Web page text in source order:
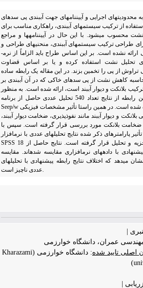
محدودیت­های اجرایی و آیین­نامه­ای جهت آب­بندی پی سدهای
از ترکیب سیستم­های آب­بندی، راهکاری مناسب برای
محسوب می­شود. با این حال در آیین­نامه­ها و مراجع
طراحی ترکیب سیستم­های آب­بندی، منحنی­های طراحی و
یا تجربی ارائه نشده است. بر این اساس طراح باید الزاماً از نرم­
تحلیل نشت استفاده کرده و یا بر اساس قضاوت
از پی را تخمین بزند. در این مقاله یک رابطه ساده
کاهش نشت از پی سدهای خاکی که در آن آب­بندی بر
بلانکت و دیوار آب­بند است، ارائه شده است. به منظور
یافتن این رابطه از نتایج تعداد 540 تحلیل عددی حاصل از برنامه
Seep/w استفاده شده است. در همین راستا تأثیر مشخصات فیزیکی
و دیوار آب­بند مانند نفوذپذیری، ضخامت دیوار آب­بند،
بلانکت مورد بررسی قرار گرفته است. سپس با
پارامتر­های ذکر شده نتایج تحلیل­های عددی با نرم­افزار
SPSS 18 مورد تجزیه و تحلیل قرار گرفته است. نتایج حاصل از
با داده­های نرم­افزاری مقایسه شده­اند. مقایسه
می­دهد که اختلاف نتایج رابطه پیشنهادی با تحلیل­های
|
عمران، دانشگاه خوارزمی
اصلی تایید شده
: دانشگاه خوارزمی (Kharazami
|